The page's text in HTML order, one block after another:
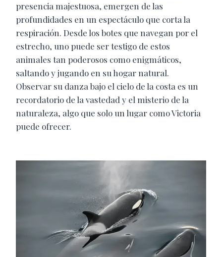
presencia majestuosa, emergen de las
profundidades en un espectáculo que corta la
respiración. Desde los botes que navegan por el
estrecho, uno puede ser testigo de estos
animales tan poderosos como enigmáticos,
saltando y jugando en su hogar natural.
Observar su danza bajo el cielo de la costa es un
recordatorio de la vastedad y el misterio de la
naturaleza, algo que solo un lugar como Victoria
puede ofrecer.